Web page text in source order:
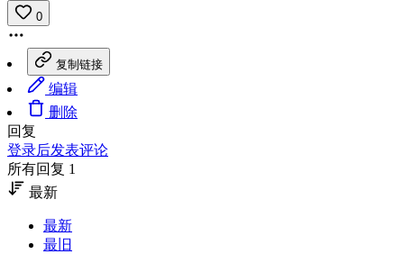
0
复制链接
编辑
删除
回复
登录后发表评论
所有回复 1
最新
最新
最旧